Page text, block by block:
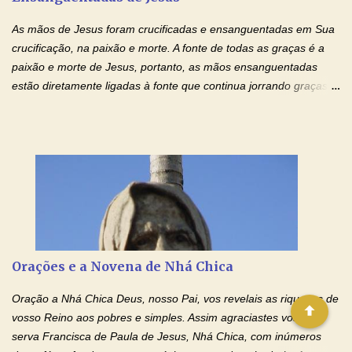
As mãos de Jesus foram crucificadas e ensanguentadas em Sua
crucificação, na paixão e morte. A fonte de todas as graças é a
paixão e morte de Jesus, portanto, as mãos ensanguentadas
estão diretamente ligadas à fonte que continua jorrando graças
ensanguentadas, chagadas e abertas, sobre mim, neste
momento. Sinto-me completamente sem forças para prosseguir,
carregando as minhas cruzes. Preciso que a força e o poder de
Tuas Mãos, que suportaram a mais profunda dor ao serem
pregadas na Cruz, reergam-me e curem-me agora. Jesus, não
amo. Nós precisamos desesperadamente de cura física e
espiritual, através do toque consolador de tuas Mãos
ensanguentadas e infinitamente poderosas. Eu reconheço,
apesar de toda a minha limitação e da infinidade dos meus ...
Orações e a Novena de Nhá Chica
Oração a Nhá Chica Deus, nosso Pai, vos revelais as riquezas de
vosso Reino aos pobres e simples. Assim agraciastes vossa
serva Francisca de Paula de Jesus, Nhá Chica, com inúmeros